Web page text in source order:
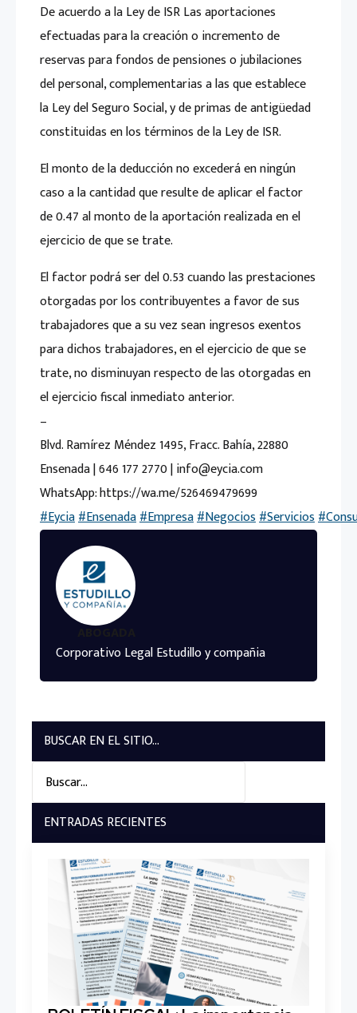
De acuerdo a la Ley de ISR Las aportaciones
efectuadas para la creación o incremento de
reservas para fondos de pensiones o jubilaciones
del personal, complementarias a las que establece
la Ley del Seguro Social, y de primas de antigüedad
constituidas en los términos de la Ley de ISR.
El monto de la deducción no excederá en ningún
caso a la cantidad que resulte de aplicar el factor
de 0.47 al monto de la aportación realizada en el
ejercicio de que se trate.
El factor podrá ser del 0.53 cuando las prestaciones
otorgadas por los contribuyentes a favor de sus
trabajadores que a su vez sean ingresos exentos
para dichos trabajadores, en el ejercicio de que se
trate, no disminuyan respecto de las otorgadas en
el ejercicio fiscal inmediato anterior.
–
Blvd. Ramírez Méndez 1495, Fracc. Bahía, 22880
Ensenada | 646 177 2770 | info@eycia.com
WhatsApp: https://wa.me/526469479699
#Eycia#Ensenada#Empresa#Negocios#Servicios
Corporativo Legal Estudillo y compañia
BUSCAR EN EL SITIO...
for:
ENTRADAS RECIENTES